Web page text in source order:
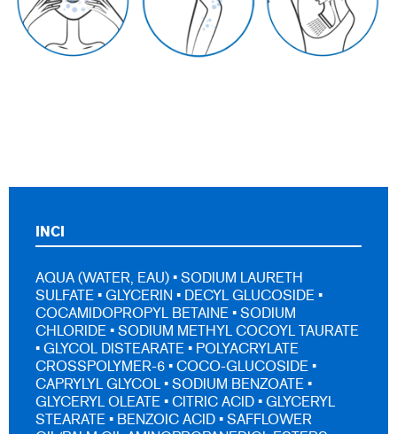
INCI
AQUA (WATER, EAU) • SODIUM LAURETH
SULFATE • GLYCERIN • DECYL GLUCOSIDE •
COCAMIDOPROPYL BETAINE • SODIUM
CHLORIDE • SODIUM METHYL COCOYL TAURATE
• GLYCOL DISTEARATE • POLYACRYLATE
CROSSPOLYMER-6 • COCO-GLUCOSIDE •
CAPRYLYL GLYCOL • SODIUM BENZOATE •
GLYCERYL OLEATE • CITRIC ACID • GLYCERYL
STEARATE • BENZOIC ACID • SAFFLOWER